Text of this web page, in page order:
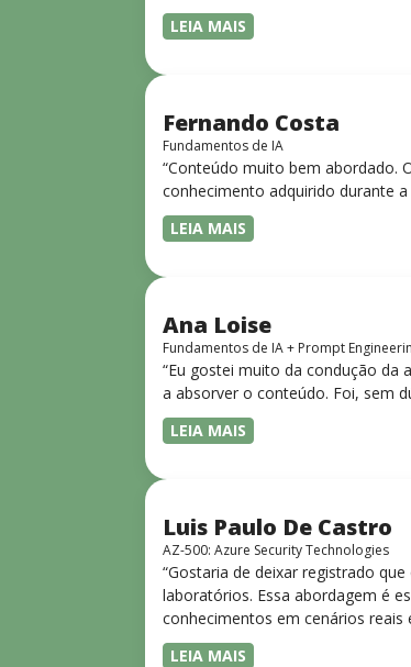
LEIA MAIS
Fernando Costa
Fundamentos de IA
“Conteúdo muito bem abordado.
conhecimento adquirido durante a
LEIA MAIS
Ana Loise
Fundamentos de IA + Prompt
“Eu gostei muito da condução
a absorver o conteúdo. Foi, sem
LEIA MAIS
Luis Paulo De Castro
AZ-500: Azure Security Technologies
“Gostaria de deixar registrado
laboratórios. Essa abordagem é
conhecimentos em cenários
progressiva, o que facilita o
LEIA MAIS